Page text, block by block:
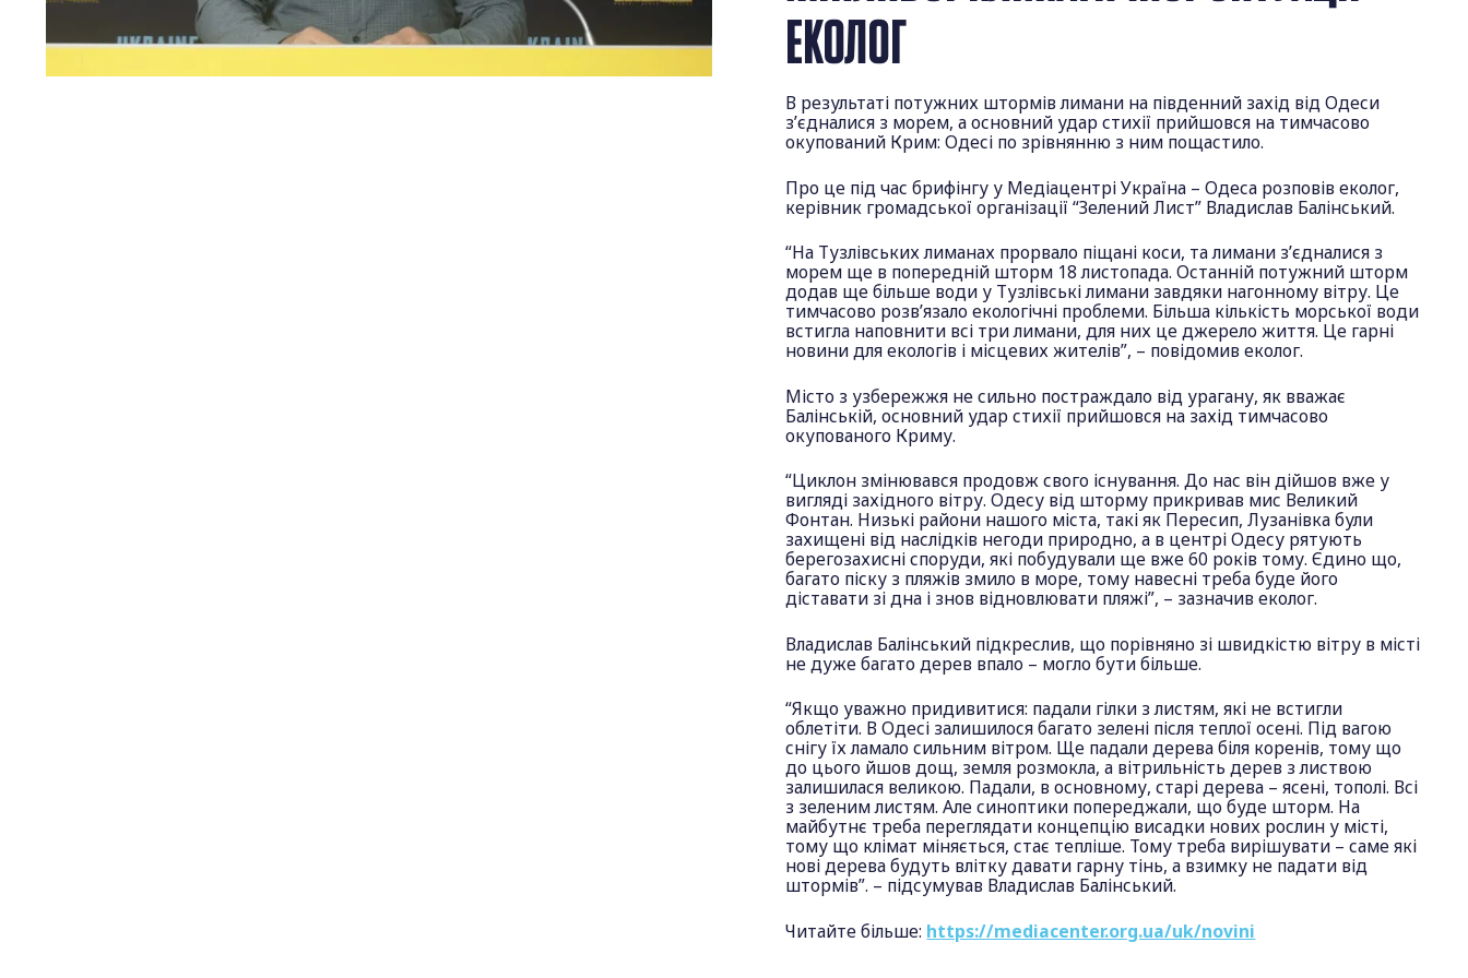
ЕКОЛОГ
В результаті потужних штормів лимани на південний захід від Одеси
з’єдналися з морем, а основний удар стихії прийшовся на тимчасово
окупований Крим: Одесі по зрівнянню з ним пощастило.
Про це під час брифінгу у Медіацентрі Україна – Одеса розповів еколог,
керівник громадської організації “Зелений Лист” Владислав Балінський.
“На Тузлівських лиманах прорвало піщані коси, та лимани з’єдналися з
морем ще в попередній шторм 18 листопада. Останній потужний шторм
додав ще більше води у Тузлівські лимани завдяки нагонному вітру. Це
тимчасово розв’язало екологічні проблеми. Більша кількість морської води
встигла наповнити всі три лимани, для них це джерело життя. Це гарні
новини для екологів і місцевих жителів”, – повідомив еколог.
Місто з узбережжя не сильно постраждало від урагану, як вважає
Балінській, основний удар стихії прийшовся на захід тимчасово
окупованого Криму.
“Циклон змінювався продовж свого існування. До нас він дійшов вже у
вигляді західного вітру. Одесу від шторму прикривав мис Великий
Фонтан. Низькі райони нашого міста, такі як Пересип, Лузанівка були
захищені від наслідків негоди природно, а в центрі Одесу рятують
берегозахисні споруди, які побудували ще вже 60 років тому. Єдино що,
багато піску з пляжів змило в море, тому навесні треба буде його
діставати зі дна і знов відновлювати пляжі”, – зазначив еколог.
Владислав Балінський підкреслив, що порівняно зі швидкістю вітру в місті
не дуже багато дерев впало – могло бути більше.
“Якщо уважно придивитися: падали гілки з листям, які не встигли
облетіти. В Одесі залишилося багато зелені після теплої осені. Під вагою
снігу їх ламало сильним вітром. Ще падали дерева біля коренів, тому що
до цього йшов дощ, земля розмокла, а вітрильність дерев з листвою
залишилася великою. Падали, в основному, старі дерева – ясені, тополі. Всі
з зеленим листям. Але синоптики попереджали, що буде шторм. На
майбутнє треба переглядати концепцію висадки нових рослин у місті,
тому що клімат міняється, стає тепліше. Тому треба вирішувати – саме які
нові дерева будуть влітку давати гарну тінь, а взимку не падати від
штормів”. – підсумував Владислав Балінський.
Читайте більше: https://mediacenter.org.ua/uk/novini